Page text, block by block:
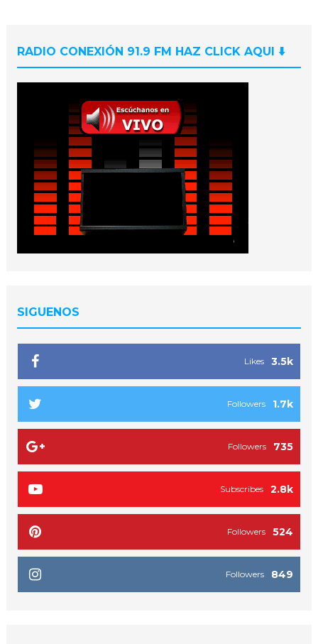
RADIO CONEXIÓN 91.9 FM HAZ CLICK AQUI ⬇️
SIGUENOS
3.5k
Likes
1.7k
Followers
735
Followers
2.8k
Subscribes
524
Followers
849
Followers